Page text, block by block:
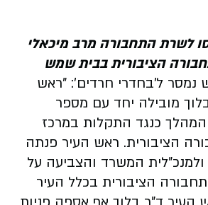
לשרת התחבורה מרב מיכאלי
הציבורית בבית שמש
נמסר ל'בחדרי חרדים': "ראש
מובילה יחד עם מספר
כנגד התקלות במרכז
הציבורית. ראש העיר פנתה
המשרד והצביעה על
הציבורית בכלל העיר